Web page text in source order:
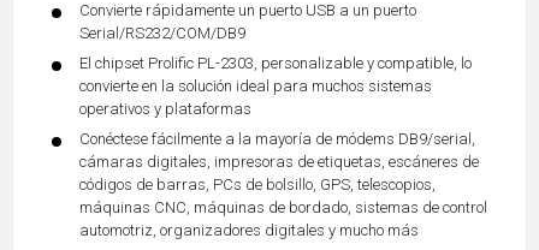
Convierte rápidamente un puerto USB a un puerto
Serial/RS232/COM/DB9
El chipset Prolific PL-2303, personalizable y compatible, lo
convierte en la solución ideal para muchos sistemas
operativos y plataformas
Conéctese fácilmente a la mayoría de módems DB9/serial,
cámaras digitales, impresoras de etiquetas, escáneres de
códigos de barras, PCs de bolsillo, GPS, telescopios,
máquinas CNC, máquinas de bordado, sistemas de control
automotriz, organizadores digitales y mucho más